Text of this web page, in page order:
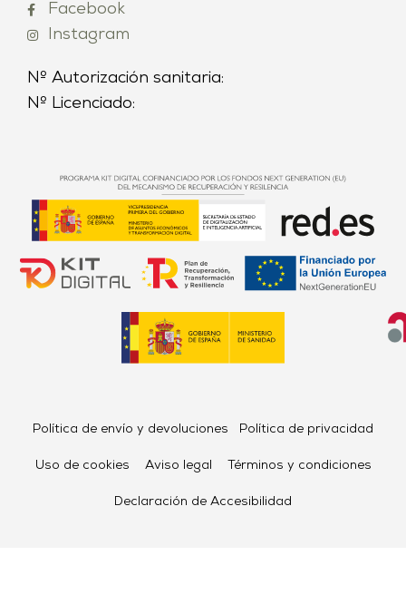
Facebook
Instagram
Nº Autorización sanitaria:
Nº Licenciado:
Política de envío y devoluciones Política de privacidad
Uso de cookies Aviso legal Términos y condiciones
Declaración de Accesibilidad